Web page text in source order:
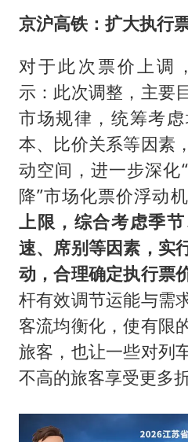
京沪高铁：扩大执行
对于此次票价上调
示：此次调整，主要
市场规律，统筹考
本、比价关系等因素
动空间，进一步深化
降”市场化票价浮动机
上限，综合考虑季
速、席别等因素，实
动，合理确定执行票
杆有效调节运能与需
客流均衡化，使有限
旅客，也让一些对列
不高的旅客享受更多